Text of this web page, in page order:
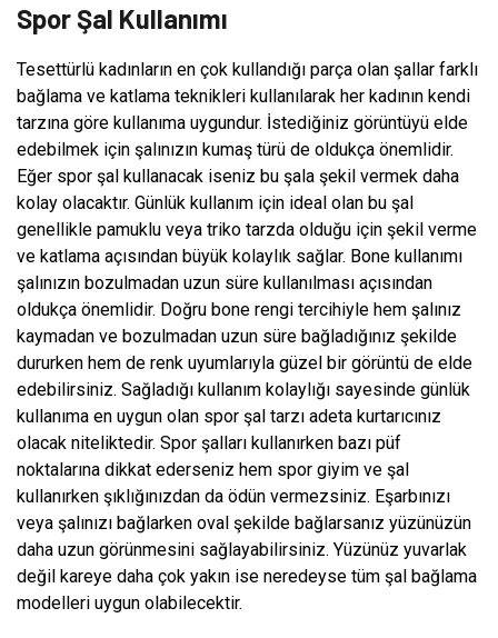
Spor Şal Kullanımı
Tesettürlü kadınların en çok kullandığı parça olan şallar farklı
bağlama ve katlama teknikleri kullanılarak her kadının kendi
tarzına göre kullanıma uygundur. İstediğiniz görüntüyü elde
edebilmek için şalınızın kumaş türü de oldukça önemlidir.
Eğer spor şal kullanacak iseniz bu şala şekil vermek daha
kolay olacaktır. Günlük kullanım için ideal olan bu şal
genellikle pamuklu veya triko tarzda olduğu için şekil verme
ve katlama açısından büyük kolaylık sağlar. Bone kullanımı
şalınızın bozulmadan uzun süre kullanılması açısından
oldukça önemlidir. Doğru bone rengi tercihiyle hem şalınız
kaymadan ve bozulmadan uzun süre bağladığınız şekilde
dururken hem de renk uyumlarıyla güzel bir görüntü de elde
edebilirsiniz. Sağladığı kullanım kolaylığı sayesinde günlük
kullanıma en uygun olan spor şal tarzı adeta kurtarıcınız
olacak niteliktedir. Spor şalları kullanırken bazı püf
noktalarına dikkat ederseniz hem spor giyim ve şal
kullanırken şıklığınızdan da ödün vermezsiniz. Eşarbınızı
veya şalınızı bağlarken oval şekilde bağlarsanız yüzünüzün
daha uzun görünmesini sağlayabilirsiniz. Yüzünüz yuvarlak
değil kareye daha çok yakın ise neredeyse tüm şal bağlama
modelleri uygun olabilecektir.